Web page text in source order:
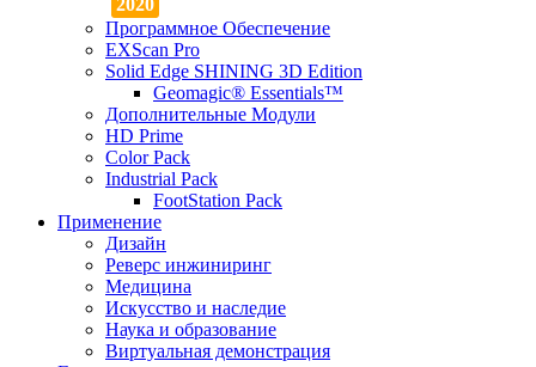
Программное Обеспечение
EXScan Pro
Solid Edge SHINING 3D Edition
Geomagic® Essentials™
Дополнительные Модули
HD Prime
Color Pack
Industrial Pack
FootStation Pack
Применение
Дизайн
Реверс инжиниринг
Медицина
Искусство и наследие
Наука и образование
Виртуальная демонстрация